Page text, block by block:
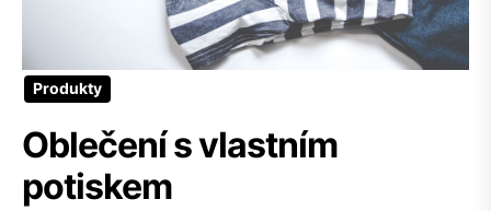
Produkty
Oblečení s vlastním
potiskem